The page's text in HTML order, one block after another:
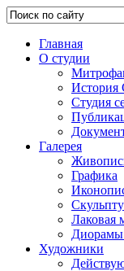
Главная
О студии
История
Студия
Галерея
Графика
Лаковая
Художники